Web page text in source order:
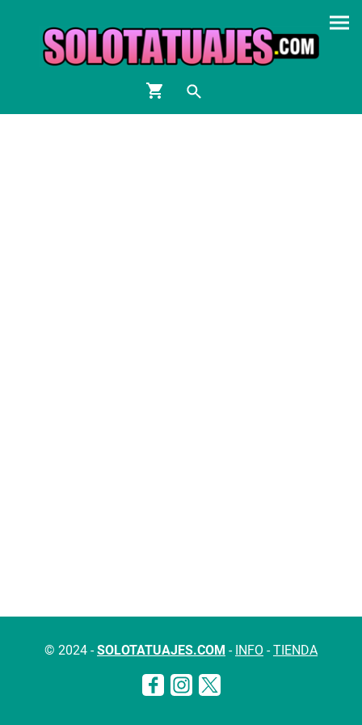
© 2024 -SOLOTATUAJES.COM - INFO -TIENDA